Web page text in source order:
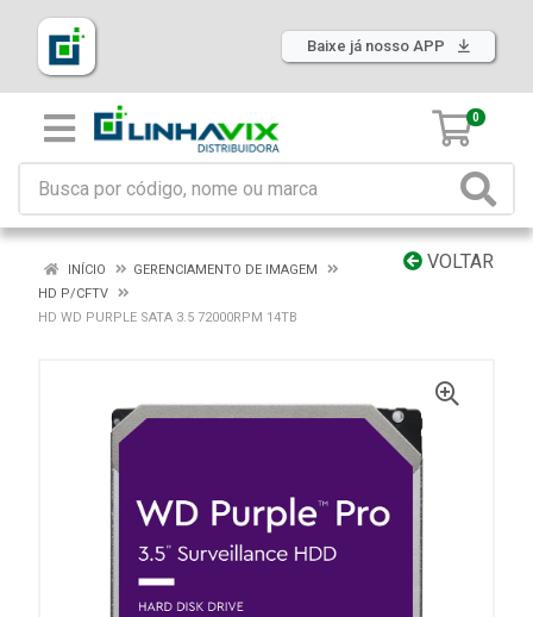
Baixe já nosso APP
0
VOLTAR
INÍCIO
GERENCIAMENTO DE IMAGEM
HD P/CFTV
HD WD PURPLE SATA 3.5 72000RPM 14TB